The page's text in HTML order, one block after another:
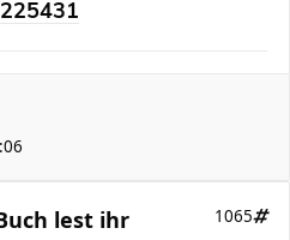
lest ihr
1065